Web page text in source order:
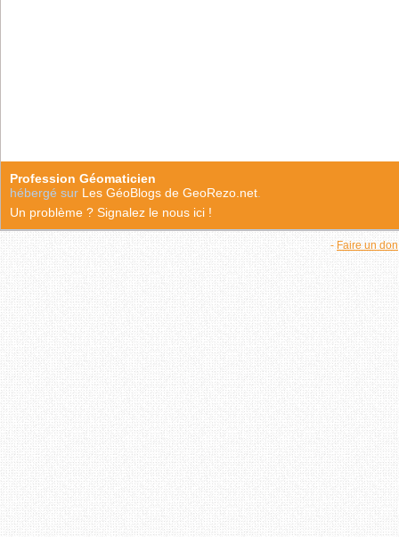
Profession Géomaticien
hébergé sur Les GéoBlogs de GeoRezo.net
Un problème ? Signalez le nous ici !
- Faire un don